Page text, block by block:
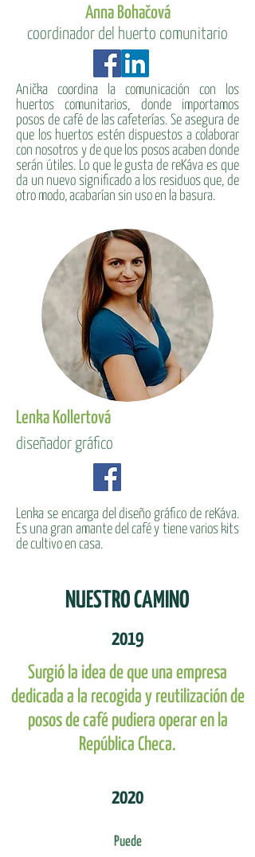
Anna Bohačová
coordinador del huerto comunitario
Anička coordina la comunicación con los
huertos comunitarios, donde importamos
posos de café de las cafeterías. Se asegura de
que los huertos estén dispuestos a colaborar
con nosotros y de que los posos acaben donde
serán útiles. Lo que le gusta de reKáva es que
da un nuevo significado a los residuos que, de
otro modo, acabarían sin uso en la basura.
Lenka Kollertová
diseñador gráfico
Lenka se encarga del diseño gráfico de reKáva.
Es una gran amante del café y tiene varios kits
de cultivo en casa.
NUESTRO CAMINO
2019
Surgió la idea de que una empresa
dedicada a la recogida y reutilización de
posos de café pudiera operar en la
República Checa.
2020
Puede